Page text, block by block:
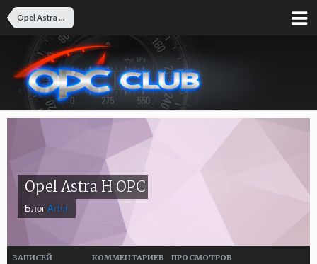
Opel Astra H OPC
Opel Astra H OPC
БлогАrtur
ЗАПИСЕЙ КОММЕНТАРИЕВ ПРОСМОТРОВ